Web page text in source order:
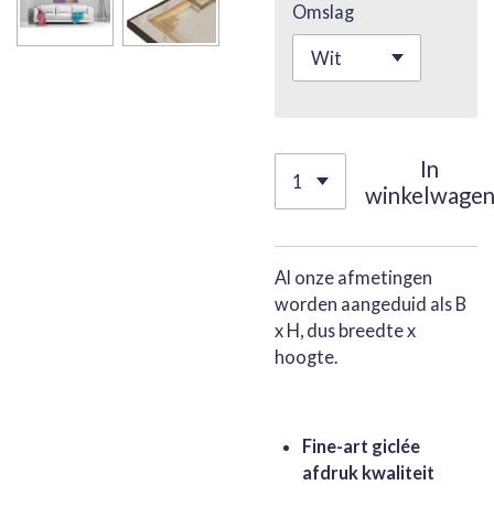
Omslag
In
winkelwagen
Al onze afmetingen
worden aangeduid als B
x H, dus breedte x
hoogte.
Fine-art giclée
afdruk kwaliteit